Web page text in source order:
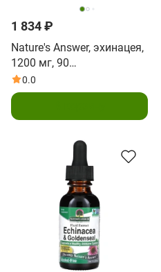
1 834 ₽
Nature's Answer, эхинацея,
1200 мг, 90
вегетарианских капсул
(400 мг в 1 капсуле)
0.0